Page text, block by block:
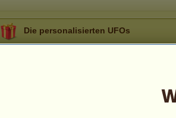
Die personalisierten UFOs